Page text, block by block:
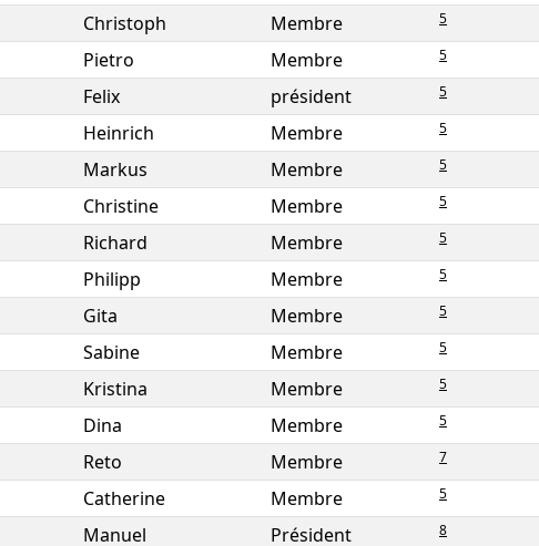
Christoph Membre 5
Pietro Membre 5
Felix président 5
Heinrich Membre 5
Markus Membre 5
Christine Membre 5
Richard Membre 5
Philipp Membre 5
Gita Membre 5
Sabine Membre 5
Kristina Membre 5
Dina Membre 5
Reto Membre 7
Catherine Membre 5
Manuel Président 8